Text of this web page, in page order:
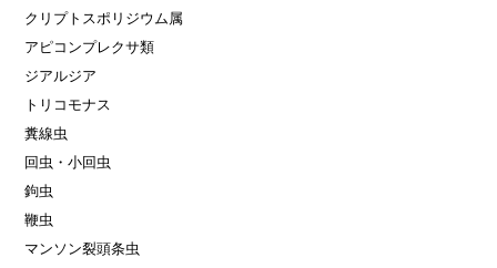
クリプトスポリジウム属
アピコンプレクサ類
ジアルジア
トリコモナス
糞線虫
回虫・小回虫
鉤虫
鞭虫
マンソン裂頭条虫